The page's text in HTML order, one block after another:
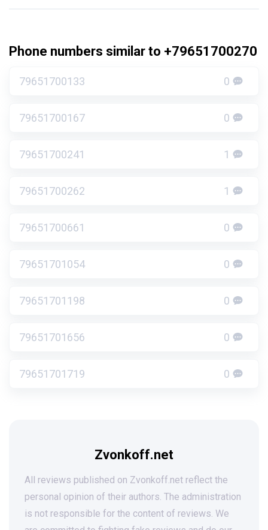
Phone numbers similar to +79651700270
79651700133 0
79651700167 0
79651700241 1
79651700262 1
79651700661 0
79651701054 0
79651701198 0
79651701656 0
79651701719 0
Zvonkoff.net
All reviews published on Zvonkoff.net reflect the
personal opinion of their authors. The administration
is not responsible for the content of reviews. We